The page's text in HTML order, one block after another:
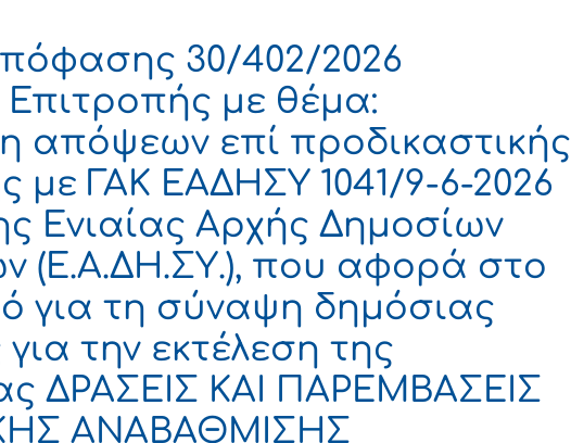
30/402/2026
Επιτροπής με θέμα:
απόψεων επί προδικαστικής
με ΓΑΚ ΕΑΔΗΣΥ 1041/9-6-2026
Ενιαίας Αρχής Δημοσίων
(Ε.Α.ΔΗ.ΣΥ.), που αφορά στο
για τη σύναψη δημόσιας
την εκτέλεση της
ΔΡΑΣΕΙΣ ΚΑΙ ΠΑΡΕΜΒΑΣΕΙΣ
ΑΝΑΒΑΘΜΙΣΗΣ